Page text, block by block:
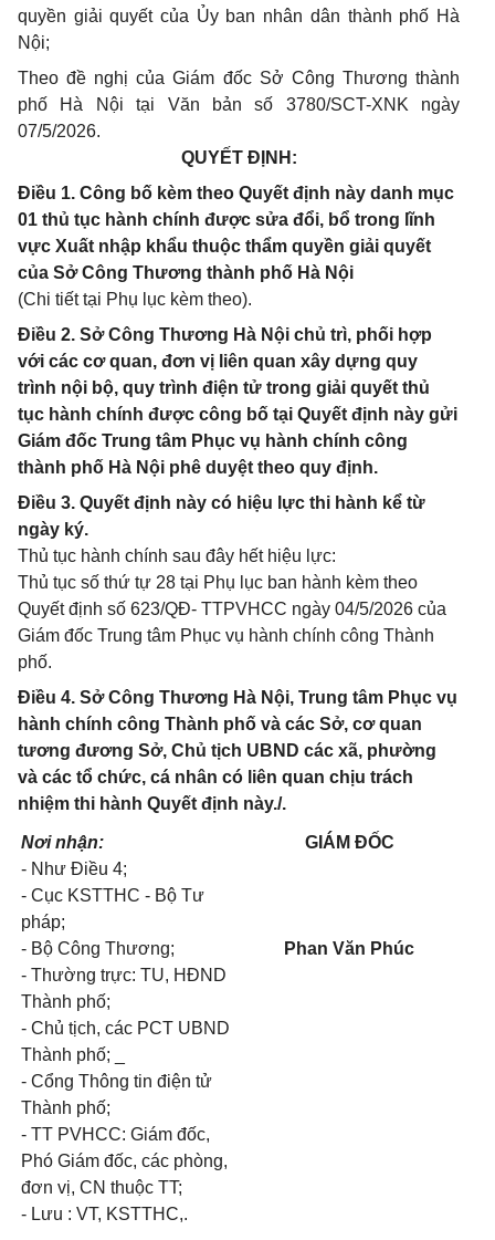
quyền giải quyết của Ủy ban nhân dân thành phố Hà
Nội;
Theo đề nghị của Giám đốc Sở Công Thương thành
phố Hà Nội tại Văn bản số 3780/SCT-XNK ngày
07/5/2026.
QUYẾT ĐỊNH:
Điều 1. Công bố kèm theo Quyết định này danh mục
01 thủ tục hành chính được sửa đổi, bổ trong lĩnh
vực Xuất nhập khẩu thuộc thẩm quyền giải quyết
của Sở Công Thương thành phố Hà Nội
(Chi tiết tại Phụ lục kèm theo).
Điều 2. Sở Công Thương Hà Nội chủ trì, phối hợp
với các cơ quan, đơn vị liên quan xây dựng quy
trình nội bộ, quy trình điện tử trong giải quyết thủ
tục hành chính được công bố tại Quyết định này gửi
Giám đốc Trung tâm Phục vụ hành chính công
thành phố Hà Nội phê duyệt theo quy định.
Điều 3. Quyết định này có hiệu lực thi hành kể từ
ngày ký.
Thủ tục hành chính sau đây hết hiệu lực:
Thủ tục số thứ tự 28 tại Phụ lục ban hành kèm theo
Quyết định số 623/QĐ- TTPVHCC ngày 04/5/2026 của
Giám đốc Trung tâm Phục vụ hành chính công Thành
phố.
Điều 4. Sở Công Thương Hà Nội, Trung tâm Phục vụ
hành chính công Thành phố và các Sở, cơ quan
tương đương Sở, Chủ tịch UBND các xã, phường
và các tổ chức, cá nhân có liên quan chịu trách
nhiệm thi hành Quyết định này./.
Nơi nhận:
- Như Điều 4;
- Cục KSTTHC - Bộ Tư
pháp;
- Bộ Công Thương;
- Thường trực: TU, HĐND
Thành phố;
- Chủ tịch, các PCT UBND
Thành phố; _
- Cổng Thông tin điện tử
Thành phố;
- TT PVHCC: Giám đốc,
Phó Giám đốc, các phòng,
đơn vị, CN thuộc TT;
- Lưu : VT, KSTTHC,.
GIÁM ĐỐC
Phan Văn Phúc